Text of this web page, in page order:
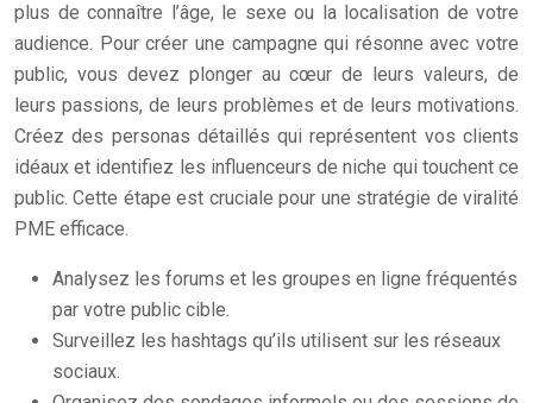
plus de connaître l’âge, le sexe ou la localisation de votre
audience. Pour créer une campagne qui résonne avec votre
public, vous devez plonger au cœur de leurs valeurs, de
leurs passions, de leurs problèmes et de leurs motivations.
Créez des personas détaillés qui représentent vos clients
idéaux et identifiez les influenceurs de niche qui touchent ce
public. Cette étape est cruciale pour une stratégie de viralité
PME efficace.
Analysez les forums et les groupes en ligne fréquentés
par votre public cible.
Surveillez les hashtags qu’ils utilisent sur les réseaux
sociaux.